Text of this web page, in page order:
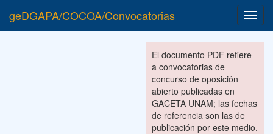
geDGAPA/COCOA/Convocatorias
El documento PDF refiere
a convocatorias de
concurso de oposición
abierto publicadas en
GACETA UNAM; las fechas
de referencia son las de
publicación por este medio.